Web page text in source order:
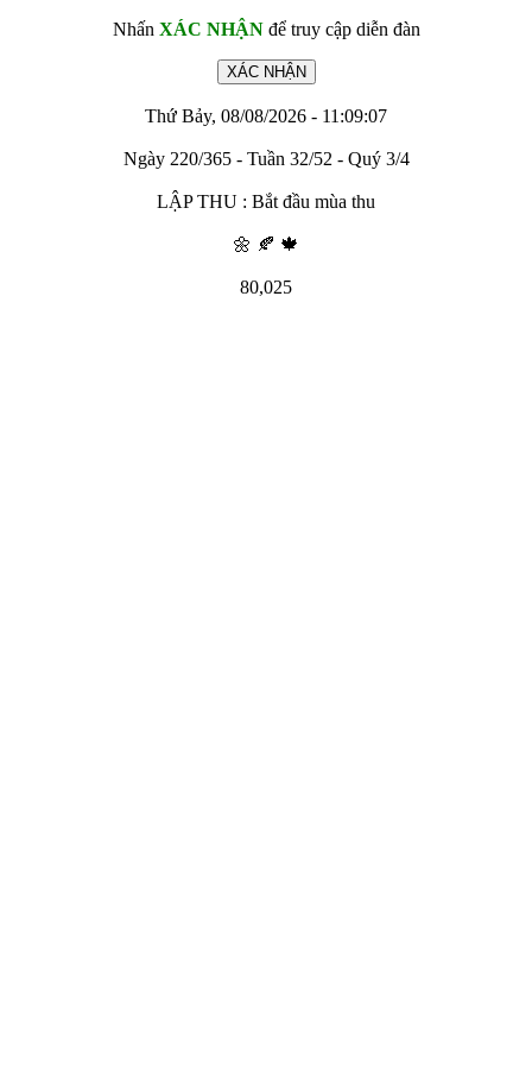
Nhấn XÁC NHẬNđể truy cập diễn đàn
Thứ Bảy, 08/08/2026 - 11:09:07
Ngày 220/365 - Tuần 32/52 - Quý 3/4
LẬP THU : Bắt đầu mùa thu
🌼 🍂 🍁
80,025